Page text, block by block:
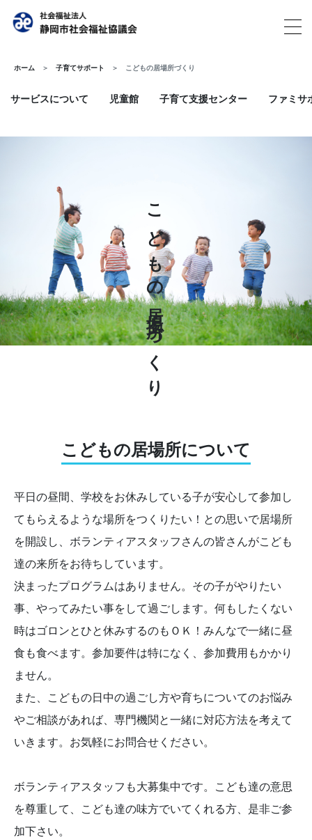
ホーム 子育てサポート こどもの居場所づくり
サービスについて 児童館 子育て支援センター ファミサ
こどもの居場所づくり
こどもの居場所について
平日の昼間、学校をお休みしている子が安心して参加し
てもらえるような場所をつくりたい！との思いで居場所
を開設し、ボランティアスタッフさんの皆さんがこども
達の来所をお待ちしています。
決まったプログラムはありません。その子がやりたい
事、やってみたい事をして過ごします。何もしたくない
時はゴロンとひと休みするのもＯＫ！みんなで一緒に昼
食も食べます。参加要件は特になく、参加費用もかかり
ません。
また、こどもの日中の過ごし方や育ちについてのお悩み
やご相談があれば、専門機関と一緒に対応方法を考えて
いきます。お気軽にお問合せください。
ボランティアスタッフも大募集中です。こども達の意思
を尊重して、こども達の味方でいてくれる方、是非ご参
加下さい。